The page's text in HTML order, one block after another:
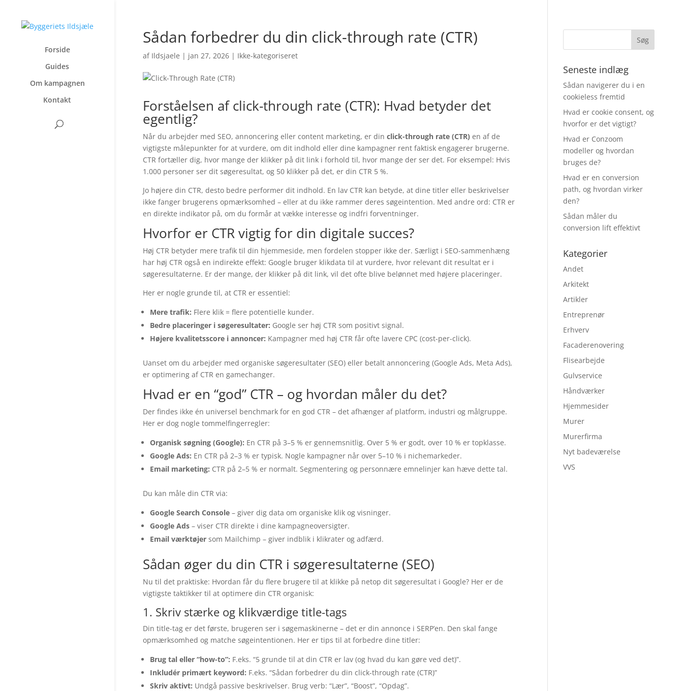
Forside
Guides
Om kampagnen
Kontakt
Sådan forbedrer du din click-through rate (CTR)
af Ildsjaele | jan 27, 2026| Ikke-kategoriseret
Forståelsen af click-through rate (CTR): Hvad betyder det
egentlig?
Når du arbejder med SEO, annoncering eller content marketing, er din click-through rate (CTR) en af de
vigtigste målepunkter for at vurdere, om dit indhold eller dine kampagner rent faktisk engagerer brugerne.
CTR fortæller dig, hvor mange der klikker på dit link i forhold til, hvor mange der ser det. For eksempel: Hvis
1.000 personer ser dit søgeresultat, og 50 klikker på det, er din CTR 5 %.
Jo højere din CTR, desto bedre performer dit indhold. En lav CTR kan betyde, at dine titler eller beskrivelser
ikke fanger brugerens opmærksomhed – eller at du ikke rammer deres søgeintention. Med andre ord: CTR er
en direkte indikator på, om du formår at vække interesse og indfri forventninger.
Hvorfor er CTR vigtig for din digitale succes?
Høj CTR betyder mere trafik til din hjemmeside, men fordelen stopper ikke der. Særligt i SEO-sammenhæng
har høj CTR også en indirekte effekt: Google bruger klikdata til at vurdere, hvor relevant dit resultat er i
søgeresultaterne. Er der mange, der klikker på dit link, vil det ofte blive belønnet med højere placeringer.
Her er nogle grunde til, at CTR er essentiel:
Mere trafik: Flere klik = flere potentielle kunder.
Bedre placeringer i søgeresultater: Google ser høj CTR som positivt signal.
Højere kvalitetsscore i annoncer: Kampagner med høj CTR får ofte lavere CPC (cost-per-click).
Uanset om du arbejder med organiske søgeresultater (SEO) eller betalt annoncering (Google Ads, Meta Ads),
er optimering af CTR en gamechanger.
Hvad er en “god” CTR – og hvordan måler du det?
Der findes ikke én universel benchmark for en god CTR – det afhænger af platform, industri og målgruppe.
Her er dog nogle tommelfingerregler:
Organisk søgning (Google): En CTR på 3–5 % er gennemsnitlig. Over 5 % er godt, over 10 % er topklasse.
Google Ads: En CTR på 2–3 % er typisk. Nogle kampagner når over 5–10 % i nichemarkeder.
Email marketing: CTR på 2–5 % er normalt. Segmentering og personnære emnelinjer kan hæve dette tal.
Du kan måle din CTR via:
Google Search Console– giver dig data om organiske klik og visninger.
Google Ads– viser CTR direkte i dine kampagneoversigter.
Email værktøjersom Mailchimp – giver indblik i klikrater og adfærd.
Sådan øger du din CTR i søgeresultaterne (SEO)
Nu til det praktiske: Hvordan får du flere brugere til at klikke på netop dit søgeresultat i Google? Her er de
vigtigste taktikker til at optimere din CTR organisk:
1. Skriv stærke og klikværdige title-tags
Din title-tag er det første, brugeren ser i søgemaskinerne – det er din annonce i SERP’en. Den skal fange
opmærksomhed og matche søgeintentionen. Her er tips til at forbedre dine titler:
Brug tal eller “how-to”: F.eks. “5 grunde til at din CTR er lav (og hvad du kan gøre ved det)”.
Inkludér primært keyword: F.eks. “Sådan forbedrer du din click-through rate (CTR)”
Skriv aktivt: Undgå passive beskrivelser. Brug verb: “Lær”, “Boost”, “Opdag”.
Seneste indlæg
Sådan navigerer du i en
cookieless fremtid
Hvad er cookie consent, og
hvorfor er det vigtigt?
Hvad er Conzoom
modeller og hvordan
bruges de?
Hvad er en conversion
path, og hvordan virker
den?
Sådan måler du
conversion lift effektivt
Kategorier
Andet
Arkitekt
Artikler
Entreprenør
Erhverv
Facaderenovering
Flisearbejde
Gulvservice
Håndværker
Hjemmesider
Murer
Murerfirma
Nyt badeværelse
VVS